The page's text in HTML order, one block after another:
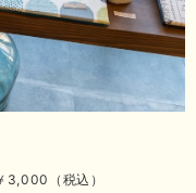
（税込）